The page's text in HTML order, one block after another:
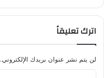
اترك تعليقاً
لن يتم نشر عنوان بريدك الإلكتروني.